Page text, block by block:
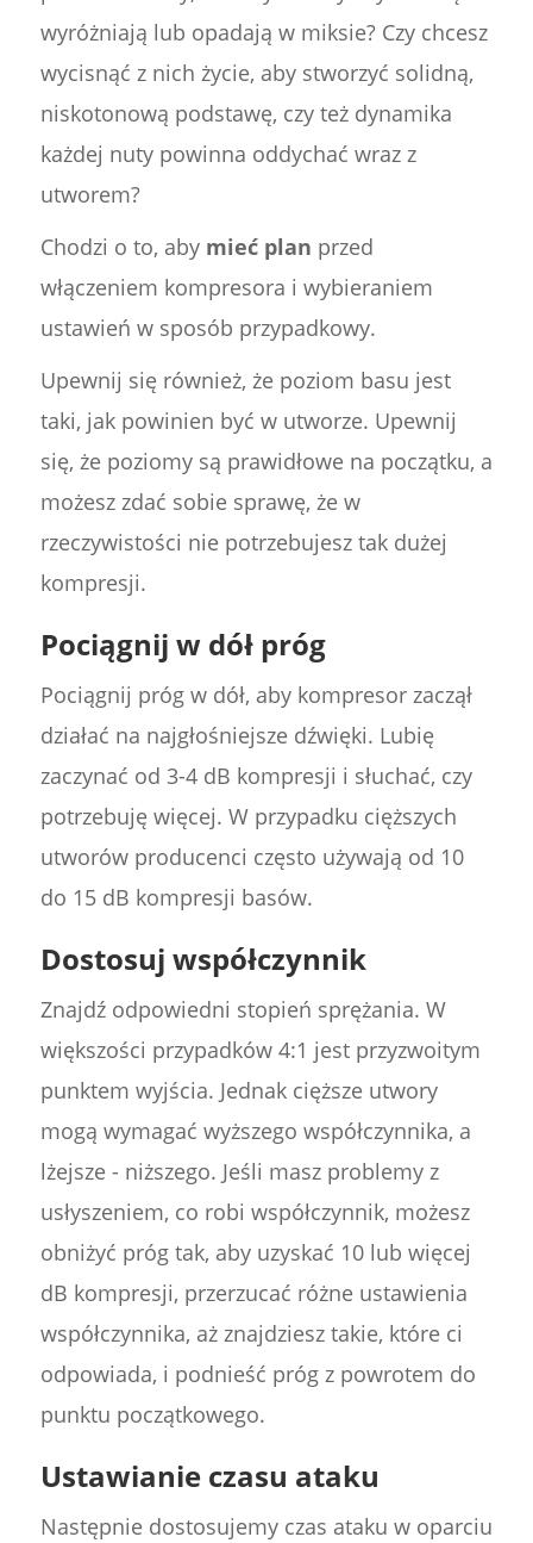
wyróżniają lub opadają w miksie? Czy chcesz
wycisnąć z nich życie, aby stworzyć solidną,
niskotonową podstawę, czy też dynamika
każdej nuty powinna oddychać wraz z
utworem?
Chodzi o to, aby mieć plan przed
włączeniem kompresora i wybieraniem
ustawień w sposób przypadkowy.
Upewnij się również, że poziom basu jest
taki, jak powinien być w utworze. Upewnij
się, że poziomy są prawidłowe na początku, a
możesz zdać sobie sprawę, że w
rzeczywistości nie potrzebujesz tak dużej
kompresji.
Pociągnij w dół próg
Pociągnij próg w dół, aby kompresor zaczął
działać na najgłośniejsze dźwięki. Lubię
zaczynać od 3-4 dB kompresji i słuchać, czy
potrzebuję więcej. W przypadku cięższych
utworów producenci często używają od 10
do 15 dB kompresji basów.
Dostosuj współczynnik
Znajdź odpowiedni stopień sprężania. W
większości przypadków 4:1 jest przyzwoitym
punktem wyjścia. Jednak cięższe utwory
mogą wymagać wyższego współczynnika, a
lżejsze - niższego. Jeśli masz problemy z
usłyszeniem, co robi współczynnik, możesz
obniżyć próg tak, aby uzyskać 10 lub więcej
dB kompresji, przerzucać różne ustawienia
współczynnika, aż znajdziesz takie, które ci
odpowiada, i podnieść próg z powrotem do
punktu początkowego.
Ustawianie czasu ataku
Następnie dostosujemy czas ataku w oparciu